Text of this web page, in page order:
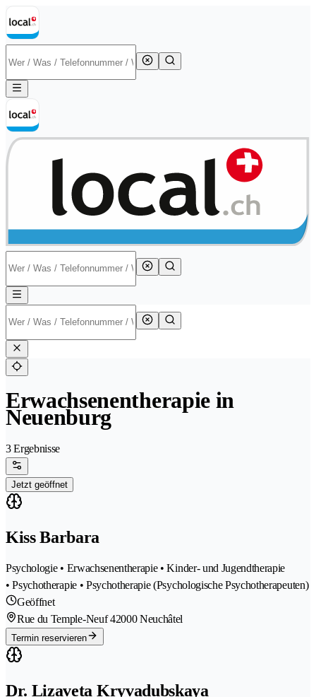
Erwachsenentherapie in
Neuenburg
3 Ergebnisse
Jetzt geöffnet
Kiss Barbara
Psychologie • Erwachsenentherapie • Kinder- und Jugendtherapie
• Psychotherapie • Psychotherapie (Psychologische Psychotherapeuten)
Geöffnet
Rue du Temple-Neuf 42000 Neuchâtel
Termin reservieren
Dr. Lizaveta Kryvadubskaya